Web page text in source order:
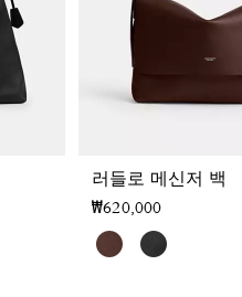
러들로 메신저 백
₩620,000